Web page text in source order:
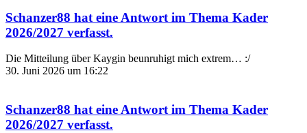
Schanzer88 hat eine Antwort im Thema Kader
2026/2027 verfasst.
Die Mitteilung über Kaygin beunruhigt mich extrem… :/
30. Juni 2026 um 16:22
Schanzer88 hat eine Antwort im Thema Kader
2026/2027 verfasst.